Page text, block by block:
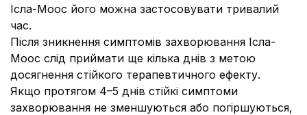
Ісла-Моос його можна застосовувати тривалий
час.
Після зникнення симптомів захворювання Ісла-
Моос слід приймати ще кілька днів з метою
досягнення стійкого терапевтичного ефекту.
Якщо протягом 4–5 днів стійкі симптоми
захворювання не зменшуються або погіршуються,